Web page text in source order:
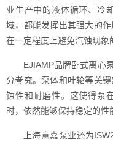
业生产中的液体循环、冷
域，都能发挥出其强大的
在一定程度上避免汽蚀现象
EJIAMP品牌卧式离心
分考究。泵体和叶轮等关
蚀性和耐磨性。这使得泵
时，依然能够保持稳定的性
上海意嘉泵业还为